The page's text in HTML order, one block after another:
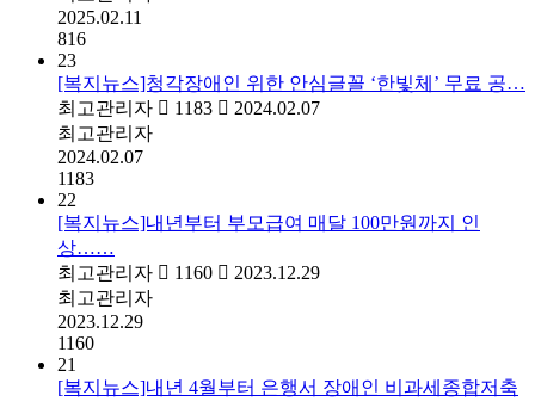
2025.02.11
816
23
[복지뉴스]청각장애인 위한 안심글꼴 ‘한빛체’ 무료 공…
최고관리자
1183
2024.02.07
최고관리자
2024.02.07
1183
22
[복지뉴스]내년부터 부모급여 매달 100만원까지 인
상……
최고관리자
1160
2023.12.29
최고관리자
2023.12.29
1160
21
[복지뉴스]내년 4월부터 은행서 장애인 비과세종합저축